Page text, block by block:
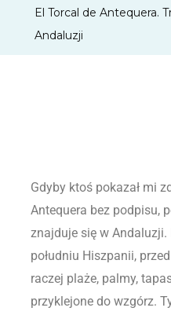
El Torcal de Antequera.
Andaluzji
Gdyby ktoś pokazał mi
Antequera bez podpisu,
znajduje się w
południu Hiszpanii,
raczej plaże, palmy,
przyklejone do wzgórz.